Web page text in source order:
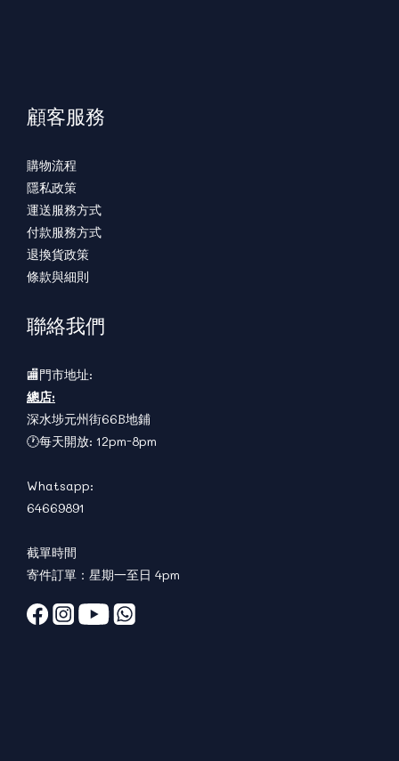
顧客服務
購物流程
隱私政策
運送服務方式
付款服務方式
退換貨政策
條款與細則
聯絡我們
🏬門市地址:
總店:
深水埗元州街66B地鋪
🕐每天開放: 12pm-8pm
Whatsapp:
64669891
截單時間
寄件訂單：星期一至日 4pm